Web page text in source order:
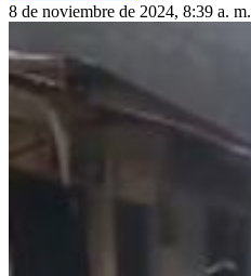
8 de noviembre de 2024, 8:39 a. m.